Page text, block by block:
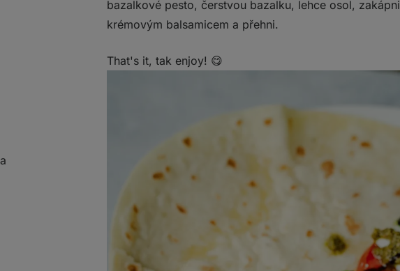
bazalkové pesto, čerstvou bazalku, lehce osol, zakápni
krémovým balsamicem a přehni.
That's it, tak enjoy! 😋